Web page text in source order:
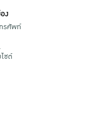
ง
รศัพท์
ซต์